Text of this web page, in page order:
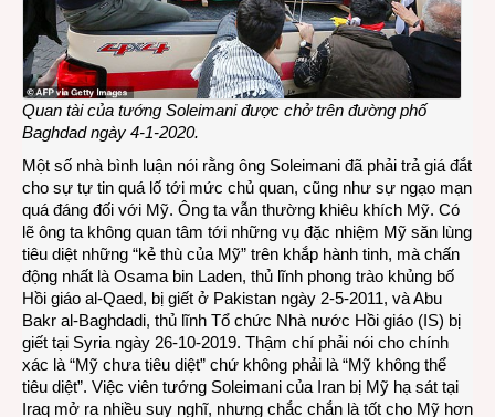
Quan tài của tướng Soleimani được chở trên đường phố
Baghdad ngày 4-1-2020.
Một số nhà bình luận nói rằng ông Soleimani đã phải trả giá đắt
cho sự tự tin quá lố tới mức chủ quan, cũng như sự ngạo mạn
quá đáng đối với Mỹ. Ông ta vẫn thường khiêu khích Mỹ. Có
lẽ ông ta không quan tâm tới những vụ đặc nhiệm Mỹ săn lùng
tiêu diệt những “kẻ thù của Mỹ” trên khắp hành tinh, mà chấn
động nhất là Osama bin Laden, thủ lĩnh phong trào khủng bố
Hồi giáo al-Qaed, bị giết ở Pakistan ngày 2-5-2011, và Abu
Bakr al-Baghdadi, thủ lĩnh Tổ chức Nhà nước Hồi giáo (IS) bị
giết tại Syria ngày 26-10-2019. Thậm chí phải nói cho chính
xác là “Mỹ chưa tiêu diệt” chứ không phải là “Mỹ không thể
tiêu diệt”. Việc viên tướng Soleimani của Iran bị Mỹ hạ sát tại
Iraq mở ra nhiều suy nghĩ, nhưng chắc chắn là tốt cho Mỹ hơn